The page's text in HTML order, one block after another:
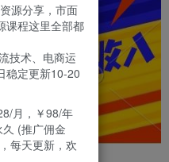
源分享，市面
课程这里全部都
技术、电商运
稳定更新10-20
月，￥98/年
(推广佣金
每天更新，欢